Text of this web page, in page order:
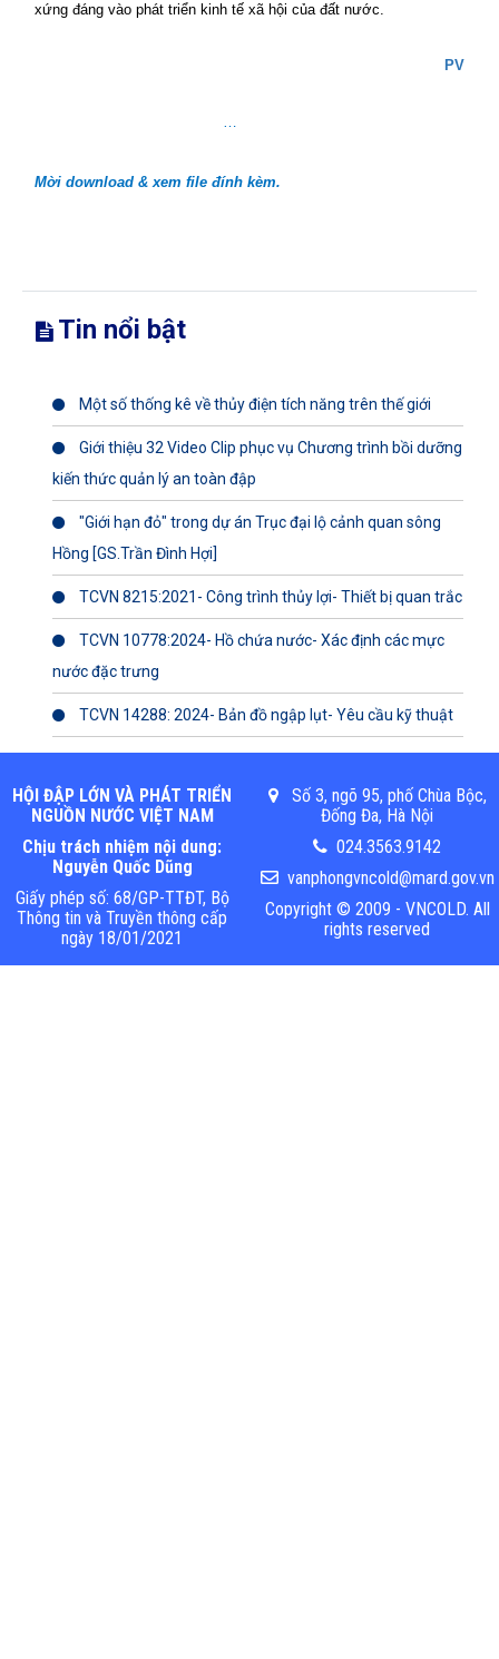
xứng đáng vào phát triển kinh tế xã hội của đất nước.
PV
…
Mời download & xem file đính kèm.
Tin nổi bật
Một số thống kê về thủy điện tích năng trên thế giới
Giới thiệu 32 Video Clip phục vụ Chương trình bồi dưỡng
kiến thức quản lý an toàn đập
"Giới hạn đỏ" trong dự án Trục đại lộ cảnh quan sông
Hồng [GS.Trần Đình Hợi]
TCVN 8215:2021- Công trình thủy lợi- Thiết bị quan trắc
TCVN 10778:2024- Hồ chứa nước- Xác định các mực
nước đặc trưng
TCVN 14288: 2024- Bản đồ ngập lụt- Yêu cầu kỹ thuật
HỘI ĐẬP LỚN VÀ PHÁT TRIỂN
NGUỒN NƯỚC VIỆT NAM
Chịu trách nhiệm nội dung:
Nguyễn Quốc Dũng
Giấy phép số: 68/GP-TTĐT, Bộ
Thông tin và Truyền thông cấp
ngày 18/01/2021
Số 3, ngõ 95, phố Chùa Bộc,
Đống Đa, Hà Nội
024.3563.9142
vanphongvncold@mard.gov.vn
Copyright © 2009 - VNCOLD. All
rights reserved